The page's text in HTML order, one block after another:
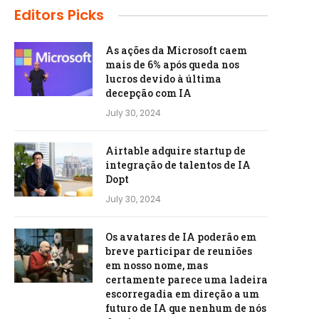
Editors Picks
As ações da Microsoft caem
mais de 6% após queda nos
lucros devido à última
decepção com IA
July 30, 2024
Airtable adquire startup de
integração de talentos de IA
Dopt
July 30, 2024
Os avatares de IA poderão em
breve participar de reuniões
em nosso nome, mas
certamente parece uma ladeira
escorregadia em direção a um
futuro de IA que nenhum de nós